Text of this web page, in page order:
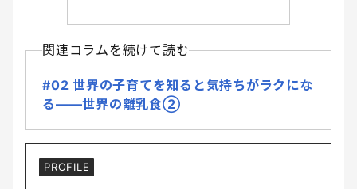
関連コラムを続けて読む
#02 世界の子育てを知ると気持ちがラクにな
る――世界の離乳食②
PROFILE